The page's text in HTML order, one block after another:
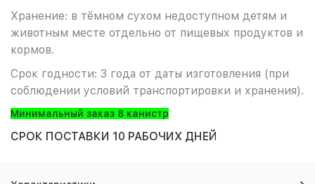
Хранение: в тёмном сухом недоступном детям и
животным месте отдельно от пищевых продуктов и
кормов.
Срок годности: 3 года от даты изготовления (при
соблюдении условий транспортировки и хранения).
Минимальный заказ 8 канистр
СРОК ПОСТАВКИ 10 РАБОЧИХ ДНЕЙ